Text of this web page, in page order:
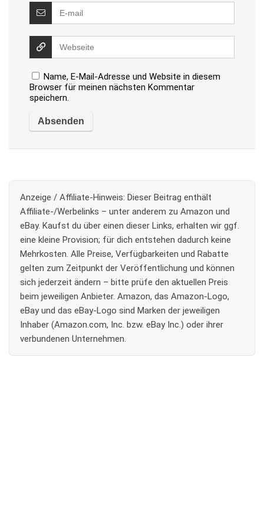
Name, E-Mail-Adresse und Website in diesem
Browser für meinen nächsten Kommentar
speichern.
Anzeige / Affiliate-Hinweis: Dieser Beitrag enthält
Affiliate-/Werbelinks – unter anderem zu Amazon und
eBay. Kaufst du über einen dieser Links, erhalten wir ggf.
eine kleine Provision; für dich entstehen dadurch keine
Mehrkosten. Alle Preise, Verfügbarkeiten und Rabatte
gelten zum Zeitpunkt der Veröffentlichung und können
sich jederzeit ändern – bitte prüfe den aktuellen Preis
beim jeweiligen Anbieter. Amazon, das Amazon-Logo,
eBay und das eBay-Logo sind Marken der jeweiligen
Inhaber (Amazon.com, Inc. bzw. eBay Inc.) oder ihrer
verbundenen Unternehmen.